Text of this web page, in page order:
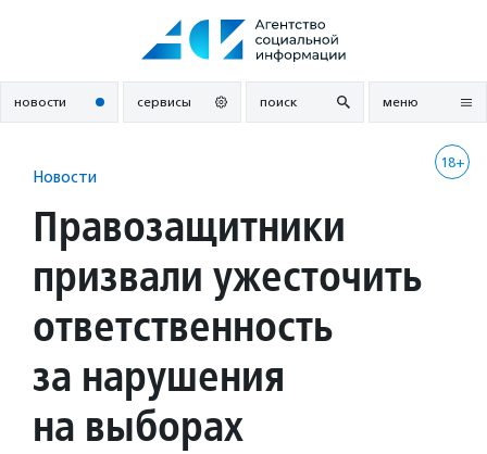
новости сервисы поиск меню
18+
Новости
Правозащитники
призвали ужесточить
ответственность
за нарушения
на выборах